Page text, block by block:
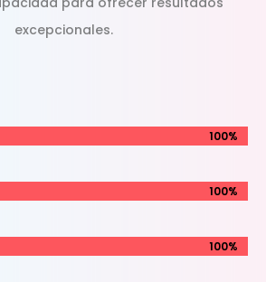
excepcionales.
100%
100%
100%
100%
100%
100%